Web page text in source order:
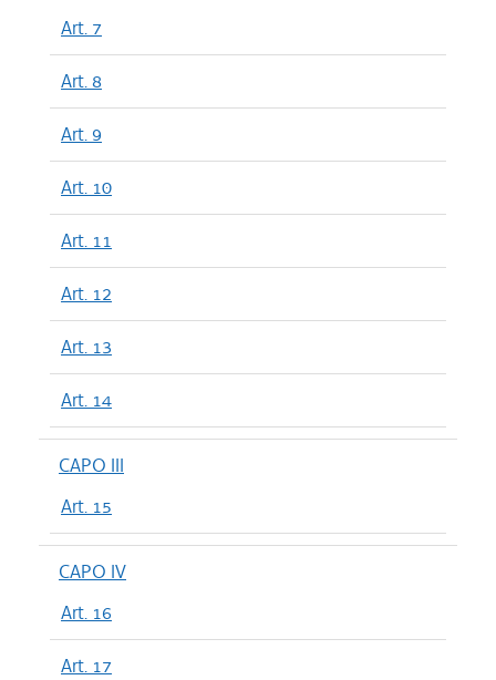
Art. 7
Art. 8
Art. 9
Art. 10
Art. 11
Art. 12
Art. 13
Art. 14
CAPO III
Art. 15
CAPO IV
Art. 16
Art. 17